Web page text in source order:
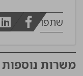
שתפו
משרות